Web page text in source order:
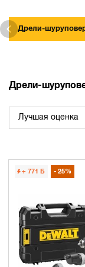
Дрели-
Дрели-
Лучшая оценка
+ 771 Б 25%